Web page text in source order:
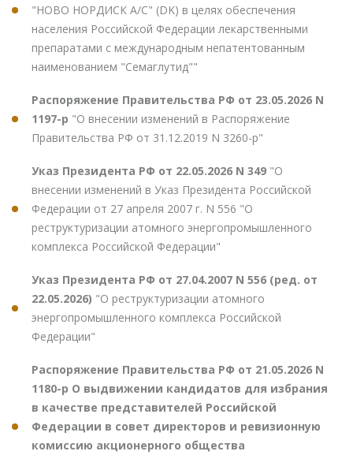
"НОВО НОРДИСК А/С" (DK) в целях обеспечения
населения Российской Федерации лекарственными
препаратами с международным непатентованным
наименованием "Семаглутид""
Распоряжение Правительства РФ от 23.05.2026 N
1197-р "О внесении изменений в Распоряжение
Правительства РФ от 31.12.2019 N 3260-р"
Указ Президента РФ от 22.05.2026 N 349 "О
внесении изменений в Указ Президента Российской
Федерации от 27 апреля 2007 г. N 556 "О
реструктуризации атомного энергопромышленного
комплекса Российской Федерации"
Указ Президента РФ от 27.04.2007 N 556 (ред. от
22.05.2026) "О реструктуризации атомного
энергопромышленного комплекса Российской
Федерации"
Распоряжение Правительства РФ от 21.05.2026 N
1180-р О выдвижении кандидатов для избрания
в качестве представителей Российской
Федерации в совет директоров и ревизионную
комиссию акционерного общества